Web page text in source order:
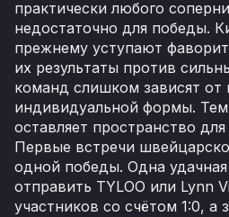
практически любого
недостаточно для победы.
прежнему уступают
их результаты против
команд слишком зависят от
индивидуальной формы.
оставляет пространство
Первые встречи
одной победы. Одна удачная
отправить TYLOO или Lynn
участников со счётом 1:0, а